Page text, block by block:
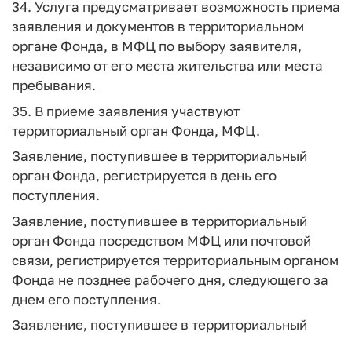
34. Услуга предусматривает возможность приема
заявления и документов в территориальном
органе Фонда, в МФЦ по выбору заявителя,
независимо от его места жительства или места
пребывания.
35. В приеме заявления участвуют
территориальный орган Фонда, МФЦ.
Заявление, поступившее в территориальный
орган Фонда, регистрируется в день его
поступления.
Заявление, поступившее в территориальный
орган Фонда посредством МФЦ или почтовой
связи, регистрируется территориальным органом
Фонда не позднее рабочего дня, следующего за
днем его поступления.
Заявление, поступившее в территориальный